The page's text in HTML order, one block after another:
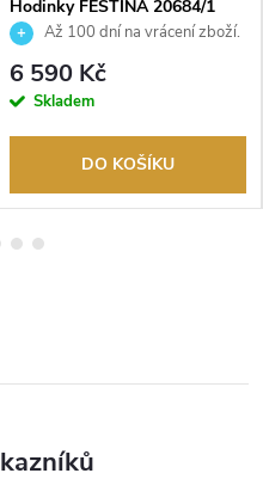
Hodinky FESTINA 20684/1
Až 100 dní na vrácení zboží.
Autorizovaný prodejce.
6 590 Kč
Skladem
DO KOŠÍKU